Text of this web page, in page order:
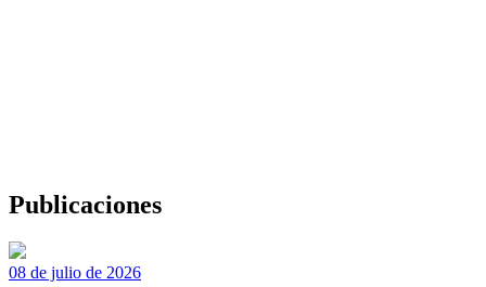
Publicaciones
08 de julio de 2026